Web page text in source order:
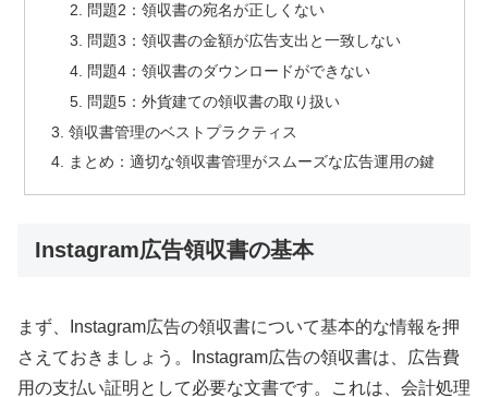
問題2：領収書の宛名が正しくない
問題3：領収書の金額が広告支出と一致しない
問題4：領収書のダウンロードができない
問題5：外貨建ての領収書の取り扱い
領収書管理のベストプラクティス
まとめ：適切な領収書管理がスムーズな広告運用の鍵
Instagram広告領収書の基本
まず、Instagram広告の領収書について基本的な情報を押
さえておきましょう。Instagram広告の領収書は、広告費
用の支払い証明として必要な文書です。これは、会計処理